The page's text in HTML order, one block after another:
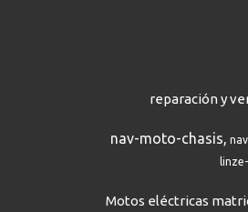
reparación y
nav-moto-chasis
Motos eléctricas